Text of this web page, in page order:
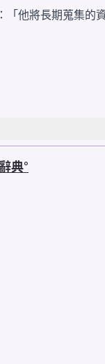
「他將長期蒐集的
典